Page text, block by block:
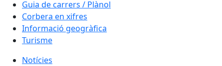
Guia de carrers / Plànol
Corbera en xifres
Informació geogràfica
Turisme
Notícies